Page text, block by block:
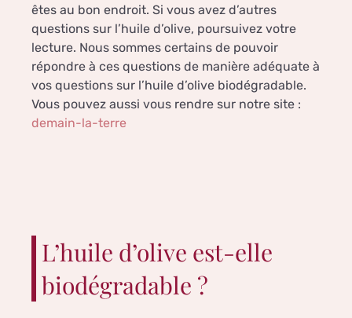
êtes au bon endroit. Si vous avez d’autres
questions sur l’huile d’olive, poursuivez votre
lecture. Nous sommes certains de pouvoir
répondre à ces questions de manière adéquate à
vos questions sur l’huile d’olive biodégradable.
Vous pouvez aussi vous rendre sur notre site :
demain-la-terre
L’huile d’olive est-elle
biodégradable ?